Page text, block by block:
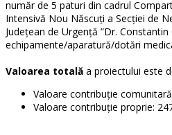
număr de 5 paturi din cadrul
Intensivă Nou Născuți a Secției de
Județean de Urgență ”Dr. Constantin
echipamente/aparatură/dotări
Valoarea totală a proiectului este
Valoare contribuție
Valoare contribuție proprie: